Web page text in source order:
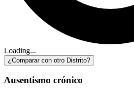
Loading...
¿Comparar con otro Distrito?
Ausentismo crónico